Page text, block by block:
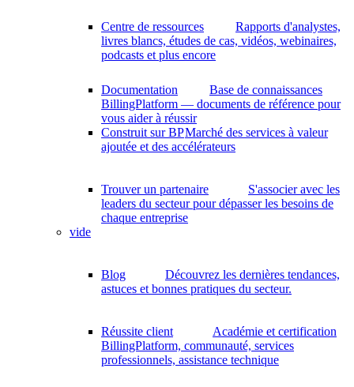
Centre de ressources
Rapports d'analystes,
livres blancs, études de cas, vidéos, webinaires,
podcasts et plus encore
Documentation
Base de connaissances
BillingPlatform — documents de référence pour
vous aider à réussir
Construit sur BPMarché des services à valeur
ajoutée et des accélérateurs
Trouver un partenaire
S'associer avec les
leaders du secteur pour dépasser les besoins de
chaque entreprise
vide
Blog
Découvrez les dernières tendances,
astuces et bonnes pratiques du secteur.
Réussite client
Académie et certification
BillingPlatform, communauté, services
professionnels, assistance technique